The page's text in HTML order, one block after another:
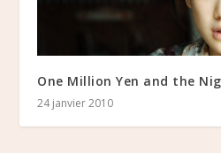
One Million Yen and the
24 janvier 2010